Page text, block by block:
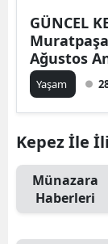
GÜNCEL
Ağustos
Yaşam
Kepez İle
Münazara
Haberleri